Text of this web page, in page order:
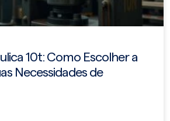
10t: Como Escolher a
Necessidades de